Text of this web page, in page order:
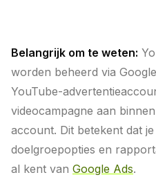
Belangrijk om te weten:
worden beheerd via
YouTube-
videocampagne aan
account. Dit betekent dat
doelgroepopties en
al kent van Google Ads.